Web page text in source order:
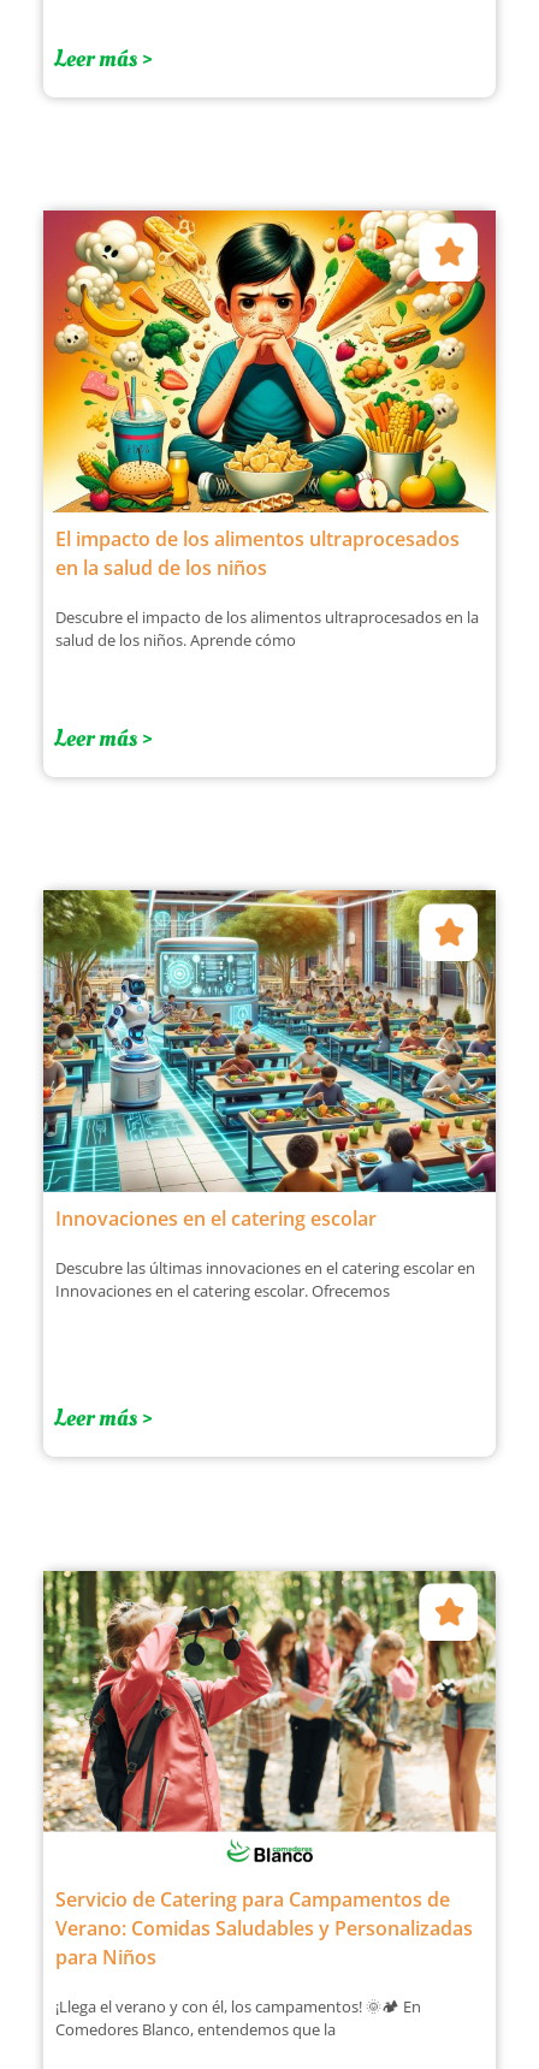
Leer más >
El impacto de los alimentos ultraprocesados
en la salud de los niños
Descubre el impacto de los alimentos ultraprocesados en la
salud de los niños. Aprende cómo
Leer más >
Innovaciones en el catering escolar
Descubre las últimas innovaciones en el catering escolar en
Innovaciones en el catering escolar. Ofrecemos
Leer más >
Servicio de Catering para Campamentos de
Verano: Comidas Saludables y Personalizadas
para Niños
¡Llega el verano y con él, los campamentos! 🌞🏕️ En
Comedores Blanco, entendemos que la